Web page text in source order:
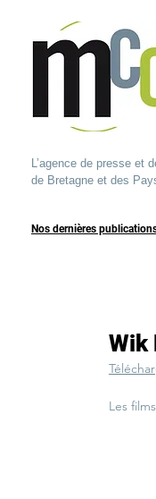
L’agence de presse et
de Bretagne et des
Nos dernières
Wik
Les